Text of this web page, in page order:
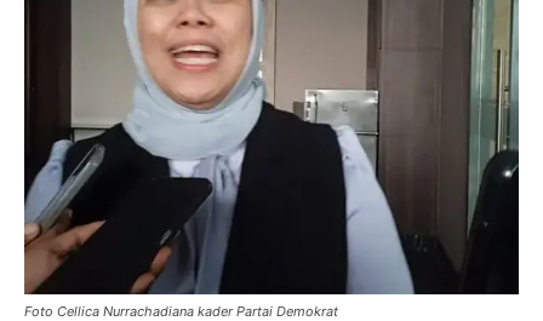
Foto Cellica Nurrachadiana kader Partai Demokrat